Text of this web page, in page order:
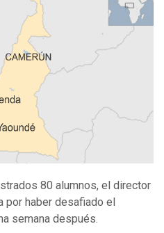
80 alumnos, el director
por haber desafiado el
semana después.